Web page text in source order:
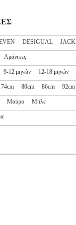
DESIGUAL JACK
Αμάνικες
9-12 μηνών 12-18 μηνών
74cm 80cm 86cm 92cm
Μαύρο Μπλε